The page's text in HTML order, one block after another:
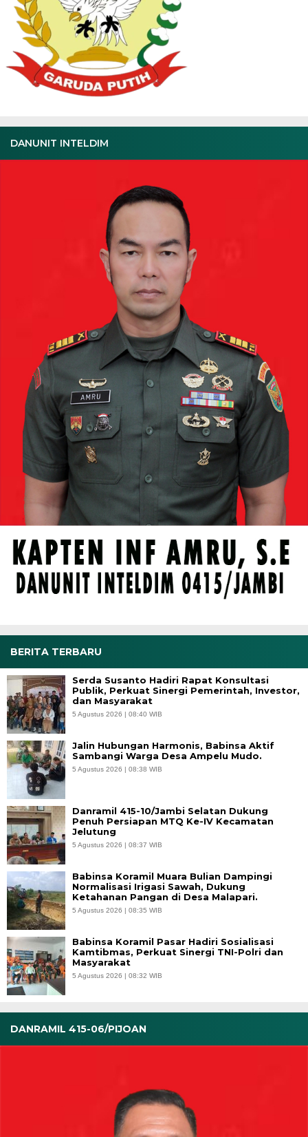
DANUNIT INTELDIM
BERITA TERBARU
Serda Susanto Hadiri Rapat Konsultasi
Publik, Perkuat Sinergi Pemerintah, Investor,
dan Masyarakat
5 Agustus 2026 | 08:40 WIB
Jalin Hubungan Harmonis, Babinsa Aktif
Sambangi Warga Desa Ampelu Mudo.
5 Agustus 2026 | 08:38 WIB
Danramil 415-10/Jambi Selatan Dukung
Penuh Persiapan MTQ Ke-IV Kecamatan
Jelutung
5 Agustus 2026 | 08:37 WIB
Babinsa Koramil Muara Bulian Dampingi
Normalisasi Irigasi Sawah, Dukung
Ketahanan Pangan di Desa Malapari.
5 Agustus 2026 | 08:35 WIB
Babinsa Koramil Pasar Hadiri Sosialisasi
Kamtibmas, Perkuat Sinergi TNI-Polri dan
Masyarakat
5 Agustus 2026 | 08:32 WIB
DANRAMIL 415-06/PIJOAN